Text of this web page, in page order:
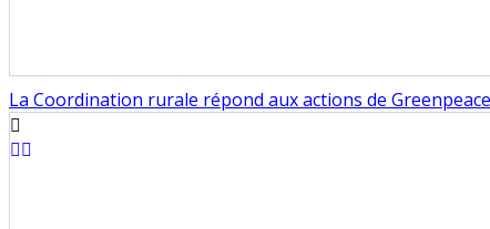
La Coordination rurale répond aux actions de Greenpeace